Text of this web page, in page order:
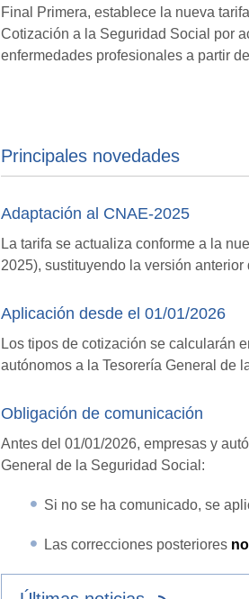
Final Primera, establece la nueva
Cotización a la Seguridad Social por
enfermedades profesionales a partir
Principales novedades
Adaptación al CNAE-2025
La tarifa se actualiza conforme a la
2025), sustituyendo la versión anterior
Aplicación desde el 01/01/2026
Los tipos de cotización se calcularán
autónomos a la Tesorería General de
Obligación de comunicación
Antes del 01/01/2026, empresas y
General de la Seguridad Social:
Si no se ha comunicado, se
Las correcciones posteriores